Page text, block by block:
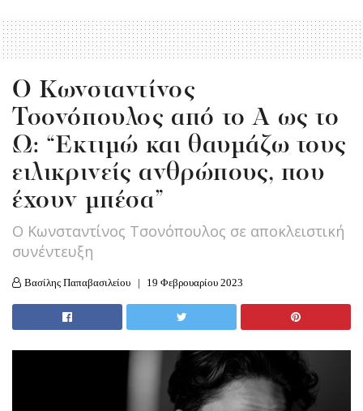
Ο Κωνσταντίνος
Τσονόπουλος από το Α ως το
Ω: “Εκτιμώ και θαυμάζω τους
ειλικρινείς ανθρώπους, που
έχουν μπέσα”
Ο Κωνσταντίνος Τσονόπουλος σε αποκλειστική
συνέντευξη
Βασίλης Παπαβασιλείου 19 Φεβρουαρίου 2023